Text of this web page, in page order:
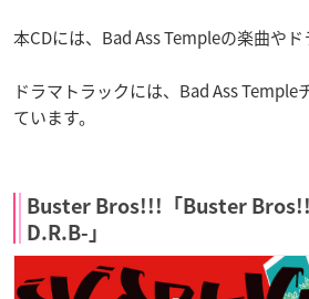
本CDには、Bad Ass Templeの楽曲やド
ドラマトラックには、Bad Ass
ています。
Buster Bros!!!「Buster
D.R.B-」